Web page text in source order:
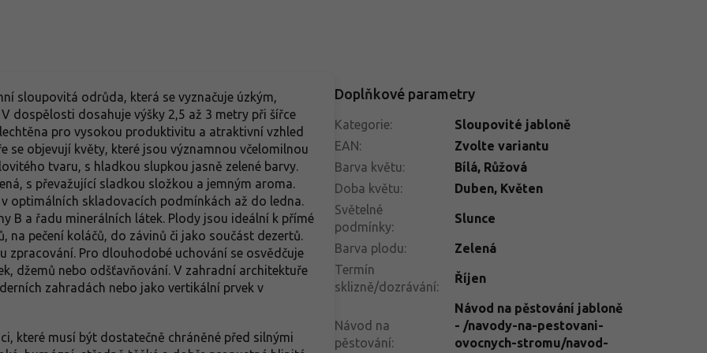
sloupovitá odrůda, která se vyznačuje úzkým,
dospělosti dosahuje výšky 2,5 až 3 metry při šířce
pro vysokou produktivitu a atraktivní vzhled
se objevují květy, které jsou významnou včelomilnou
tvaru, s hladkou slupkou jasně zelené barvy.
s převažující sladkou složkou a jemným aroma.
optimálních skladovacích podmínkách až do ledna.
B a řadu minerálních látek. Plody jsou ideální k přímé
pečení koláčů, do závinů či jako součást dezertů.
zpracování. Pro dlouhodobé uchování se osvědčuje
džemů nebo odšťavňování. V zahradní architektuře
zahradách nebo jako vertikální prvek v
které musí být dostatečně chráněné před silnými
Doplňkové parametry
Kategorie:
Sloupovité jabloně
EAN:
Zvolte variantu
Barva květu:
Bílá, Růžová
Doba květu:
Duben, Květen
Světelné
podmínky:
Slunce
Barva plodu:
Zelená
Termín
sklizně/dozrávání:
Říjen
Návod na
pěstování:
Návod na pěstování jabloně
- /navody-na-pestovani-
ovocnych-stromu/navod-